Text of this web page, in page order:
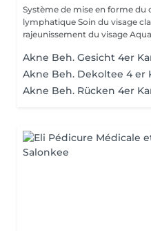
Système de mise en forme du corps
lymphatique Soin du visage classique Aquapure Nettoyage et
rajeunissement
Akne Beh. Gesicht 4er
Akne Beh. Dekoltee 4 er
Akne Beh. Rücken 4er